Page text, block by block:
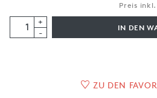
Preis
+
-
IN DEN
ZU DEN